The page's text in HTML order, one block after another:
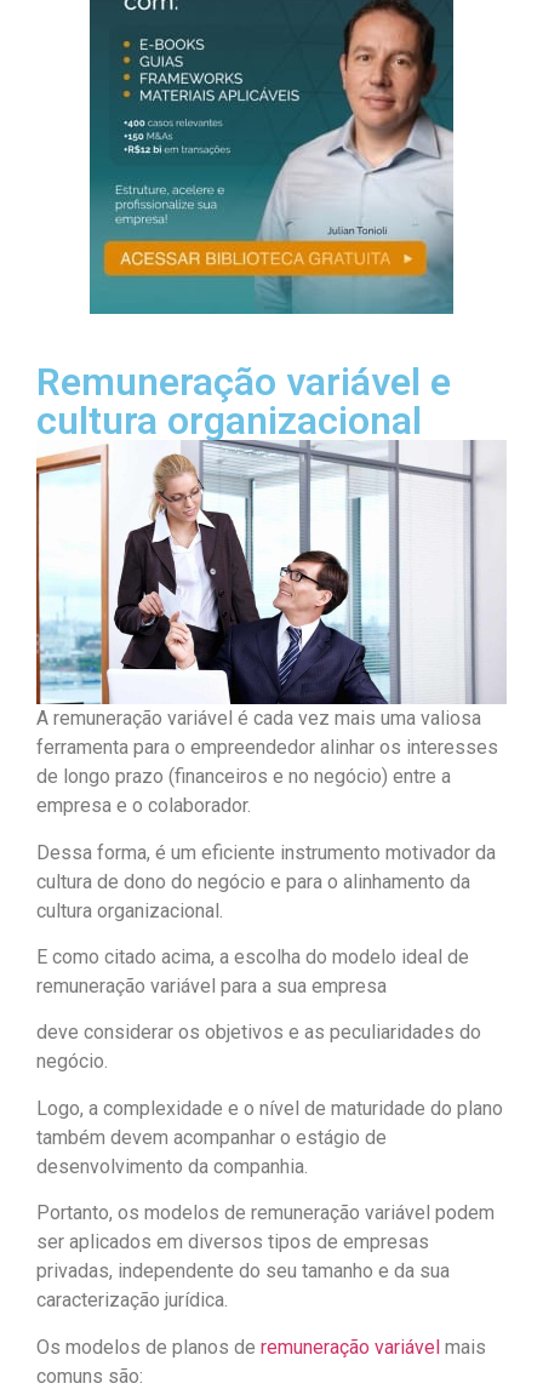
Remuneração variável e
cultura organizacional
A remuneração variável é cada vez mais uma valiosa
ferramenta para o empreendedor alinhar os interesses
de longo prazo (financeiros e no negócio) entre a
empresa e o colaborador.
Dessa forma, é um eficiente instrumento motivador da
cultura de dono do negócio e para o alinhamento da
cultura organizacional.
E como citado acima, a escolha do modelo ideal de
remuneração variável para a sua empresa
deve considerar os objetivos e as peculiaridades do
negócio.
Logo, a complexidade e o nível de maturidade do plano
também devem acompanhar o estágio de
desenvolvimento da companhia.
Portanto, os modelos de remuneração variável podem
ser aplicados em diversos tipos de empresas
privadas, independente do seu tamanho e da sua
caracterização jurídica.
Os modelos de planos de remuneração variável mais
comuns são: